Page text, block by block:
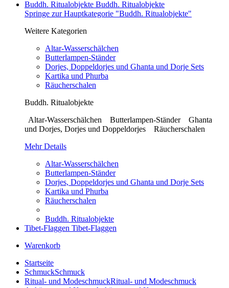
Buddh. Ritualobjekte Buddh. Ritualobjekte
Springe zur Hauptkategorie "Buddh. Ritualobjekte"
Weitere Kategorien
Altar-Wasserschälchen
Butterlampen-Ständer
Dorjes, Doppeldorjes und Ghanta und Dorje Sets
Kartika und Phurba
Räucherschalen
Buddh. Ritualobjekte
Altar-Wasserschälchen Butterlampen-Ständer Ghanta
und Dorjes, Dorjes und Doppeldorjes Räucherschalen
Mehr Details
Altar-Wasserschälchen
Butterlampen-Ständer
Dorjes, Doppeldorjes und Ghanta und Dorje Sets
Kartika und Phurba
Räucherschalen
Buddh. Ritualobjekte
Tibet-Flaggen Tibet-Flaggen
Warenkorb
Startseite
SchmuckSchmuck
Ritual- und ModeschmuckRitual- und Modeschmuck